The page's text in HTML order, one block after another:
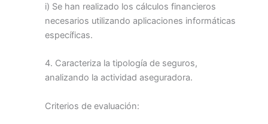
i) Se han realizado los cálculos financieros
necesarios utilizando aplicaciones informáticas
específicas.
4. Caracteriza la tipología de seguros,
analizando la actividad aseguradora.
Criterios de evaluación: